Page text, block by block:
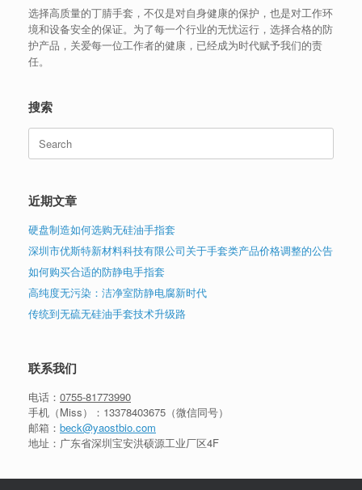
选择高质量的丁腈手套，不仅是对自身健康的保护，也是对工作环
境和设备安全的保证。为了每一个行业的无忧运行，选择合格的防
护产品，关爱每一位工作者的健康，已经成为时代赋予我们的责
任。
搜索
Search
for:
近期文章
硬盘制造如何选购无硅油手指套
深圳市优斯特新材料科技有限公司关于手套类产品价格调整的公告
如何购买合适的防静电手指套
高纯度无污染：洁净室防静电腐新时代
传统到无硫无硅油手套技术升级路
联系我们
电话： 0755-81773990
手机（Miss）： 13378403675 （微信同号）
邮箱： beck@yaostbio.com
地址：广东省深圳宝安洪硕源工业厂区4F